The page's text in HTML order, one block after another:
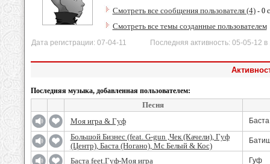
Смотреть все сообщения пользователя (4)- 0
Смотреть все темы созданные пользователем
Дата регистрации: 07-04-11 Последняя активность: 05-05-12 в
Последняя музыка, добавленная пользователем:
Песня
Моя игра & Гуф
Большой Бизнес (feat. G-gun ,Чек (Качели), Гуф
(Центр), Баста (Ногано), Mc Белый & Кос)
Баста feet.Гуф-Моя игра Гуф